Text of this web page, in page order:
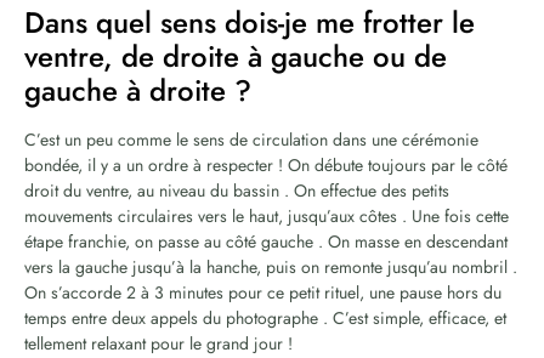
Dans quel sens dois-je me frotter le
ventre, de droite à gauche ou de
gauche à droite ?
C’est un peu comme le sens de circulation dans une cérémonie
bondée, il y a un ordre à respecter ! On débute toujours par le côté
droit du ventre, au niveau du bassin . On effectue des petits
mouvements circulaires vers le haut, jusqu’aux côtes . Une fois cette
étape franchie, on passe au côté gauche . On masse en descendant
vers la gauche jusqu’à la hanche, puis on remonte jusqu’au nombril .
On s’accorde 2 à 3 minutes pour ce petit rituel, une pause hors du
temps entre deux appels du photographe . C’est simple, efficace, et
tellement relaxant pour le grand jour !